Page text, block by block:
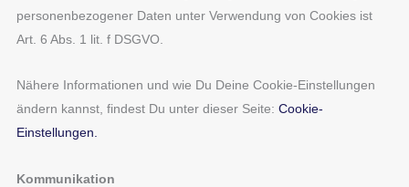
personenbezogener Daten unter Verwendung von Cookies ist
Art. 6 Abs. 1 lit. f DSGVO.
Nähere Informationen und wie Du Deine Cookie-Einstellungen
ändern kannst, findest Du unter dieser Seite: Cookie-
Einstellungen
Kommunikation